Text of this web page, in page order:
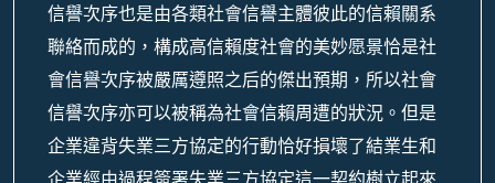
信譽次序也是由各類社會信譽主體彼此的信賴關系
聯絡而成的，構成高信賴度社會的美妙愿景恰是社
會信譽次序被嚴厲遵照之后的傑出預期，所以社會
信譽次序亦可以被稱為社會信賴周遭的狀況。但是
企業違背失業三方協定的行動恰好損壞了結業生和